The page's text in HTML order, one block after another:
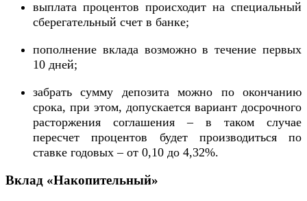
выплата процентов происходит на специальный
сберегательный счет в банке;
пополнение вклада возможно в течение первых
10 дней;
забрать сумму депозита можно по окончанию
срока, при этом, допускается вариант досрочного
расторжения соглашения – в таком случае
пересчет процентов будет производиться по
ставке годовых – от 0,10 до 4,32%.
Вклад «Накопительный»